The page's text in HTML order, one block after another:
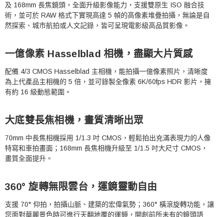
及 168mm 長焦鏡頭，全面升級影像能力，支援雙原生 ISO 融合技
術，並可於 RAW 格式下實現高達 5 幀的高像素堆疊拍攝，無論是自
然探索、城市航拍或人文記錄，皆可呈現電影級高品質影像。
一億像素 Hasselblad 相機，盡顯大片質感
配備 4/3 CMOS Hasselblad 主相機，能拍攝一億像素照片，清晰度
為上代產品主相機的 5 倍，並可錄製全像素 6K/60fps HDR 影片，擁
有約 16 級動態範圍。
大底雙長焦相機，畫質清晰出眾
70mm 中長焦相機採用 1/1.3 吋 CMOS，輕鬆拍出充滿表現力的人像
特寫和車拍畫面；168mm 長焦相機升級至 1/1.5 吋大尺寸 CMOS，
畫質全面提升。
360° 旋轉無限雲台，運鏡靈動自由
支援 70° 仰拍，拍攝山脈、建築的宏偉氣勢；360° 橫滾旋轉功能，讓
您面對華麗景色時可進行天翻地覆的運鏡，開創前所未有的鏡頭語